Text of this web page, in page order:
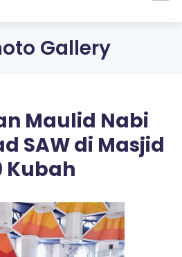
Gallery
Maulid Nabi
SAW di Masjid
Kubah